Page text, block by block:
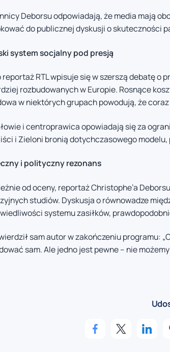
Deborsu odpowiadają, że media mają
do publicznej dyskusji o skuteczności
system socjalny pod presją
reportaż RTL wpisuje się w szerszą debatę o
rozbudowanych w Europie. Rosnące
w niektórych grupach powodują, że
i centroprawica opowiadają się za
i Zieloni bronią dotychczasowego
i polityczny rezonans
od oceny, reportaż Christophe’a
studiów. Dyskusja o równowadze
systemu zasiłków,
sam autor w zakończeniu programu:
sam. Ale jedno jest pewne – nie